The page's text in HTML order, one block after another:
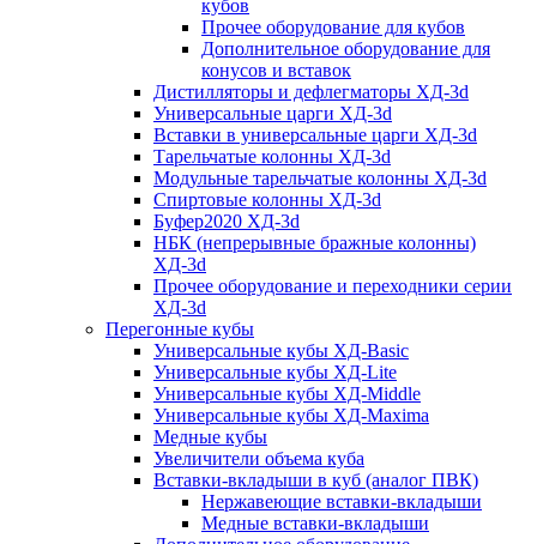
кубов
Прочее оборудование для кубов
Дополнительное оборудование для
конусов и вставок
Дистилляторы и дефлегматоры ХД-3d
Универсальные царги ХД-3d
Вставки в универсальные царги ХД-3d
Тарельчатые колонны ХД-3d
Модульные тарельчатые колонны ХД-3d
Спиртовые колонны ХД-3d
Буфер2020 ХД-3d
НБК (непрерывные бражные колонны)
ХД-3d
Прочее оборудование и переходники серии
ХД-3d
Перегонные кубы
Универсальные кубы ХД-Basic
Универсальные кубы ХД-Lite
Универсальные кубы ХД-Middle
Универсальные кубы ХД-Maxima
Медные кубы
Увеличители объема куба
Вставки-вкладыши в куб (аналог ПВК)
Нержавеющие вставки-вкладыши
Медные вставки-вкладыши